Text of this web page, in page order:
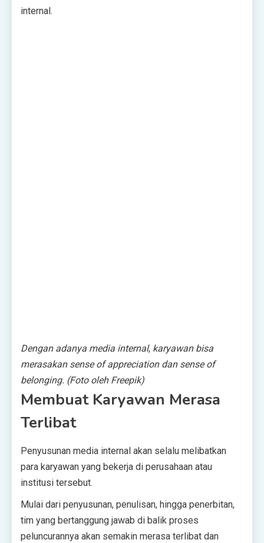
internal.
Dengan adanya media internal, karyawan bisa
merasakan sense of appreciation dan sense of
belonging. (Foto oleh Freepik)
Membuat Karyawan Merasa
Terlibat
Penyusunan media internal akan selalu melibatkan
para karyawan yang bekerja di perusahaan atau
institusi tersebut.
Mulai dari penyusunan, penulisan, hingga penerbitan,
tim yang bertanggung jawab di balik proses
peluncurannya akan semakin merasa terlibat dan